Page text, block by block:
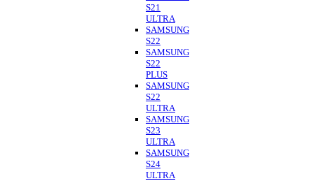
S21
ULTRA
SAMSUNG
S22
SAMSUNG
S22
PLUS
SAMSUNG
S22
ULTRA
SAMSUNG
S23
ULTRA
SAMSUNG
S24
ULTRA